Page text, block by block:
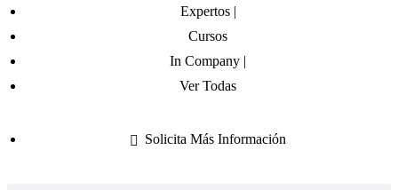
Expertos |
Cursos
In Company |
Ver Todas
Solicita Más Información